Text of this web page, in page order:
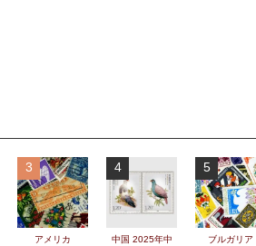
3
アメリカ
4
中国 2025年中
5
ブルガリア